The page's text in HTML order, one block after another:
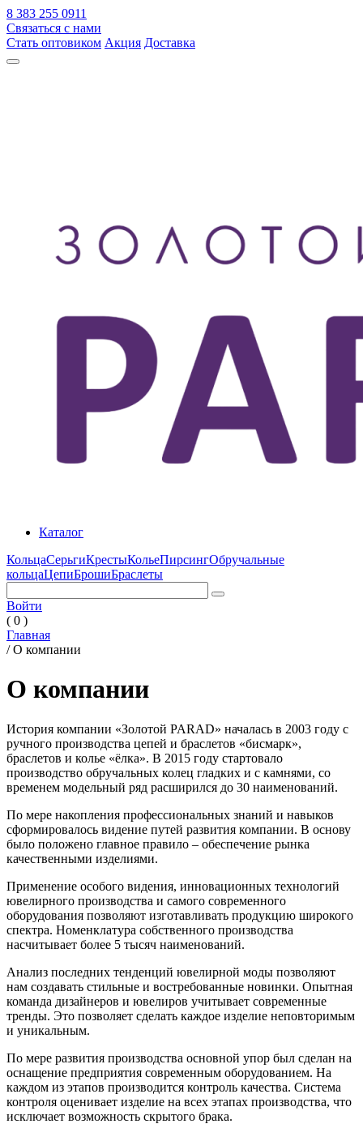
8 383 255 0911
Связаться с нами
Стать оптовиком Акция Доставка
Каталог
КольцаСерьгиКрестыКольеПирсингОбручальные
кольцаЦепиБрошиБраслеты
Войти
( 0 )
Главная
/ О компании
О компании
История компании «Золотой PARAD» началась в 2003 году с
ручного производства цепей и браслетов «бисмарк»,
браслетов и колье «ёлка». В 2015 году стартовало
производство обручальных колец гладких и с камнями, со
временем модельный ряд расширился до 30 наименований.
По мере накопления профессиональных знаний и навыков
сформировалось видение путей развития компании. В основу
было положено главное правило – обеспечение рынка
качественными изделиями.
Применение особого видения, инновационных технологий
ювелирного производства и самого современного
оборудования позволяют изготавливать продукцию широкого
спектра. Номенклатура собственного производства
насчитывает более 5 тысяч наименований.
Анализ последних тенденций ювелирной моды позволяют
нам создавать стильные и востребованные новинки. Опытная
команда дизайнеров и ювелиров учитывает современные
тренды. Это позволяет сделать каждое изделие неповторимым
и уникальным.
По мере развития производства основной упор был сделан на
оснащение предприятия современным оборудованием. На
каждом из этапов производится контроль качества. Система
контроля оценивает изделие на всех этапах производства, что
исключает возможность скрытого брака.